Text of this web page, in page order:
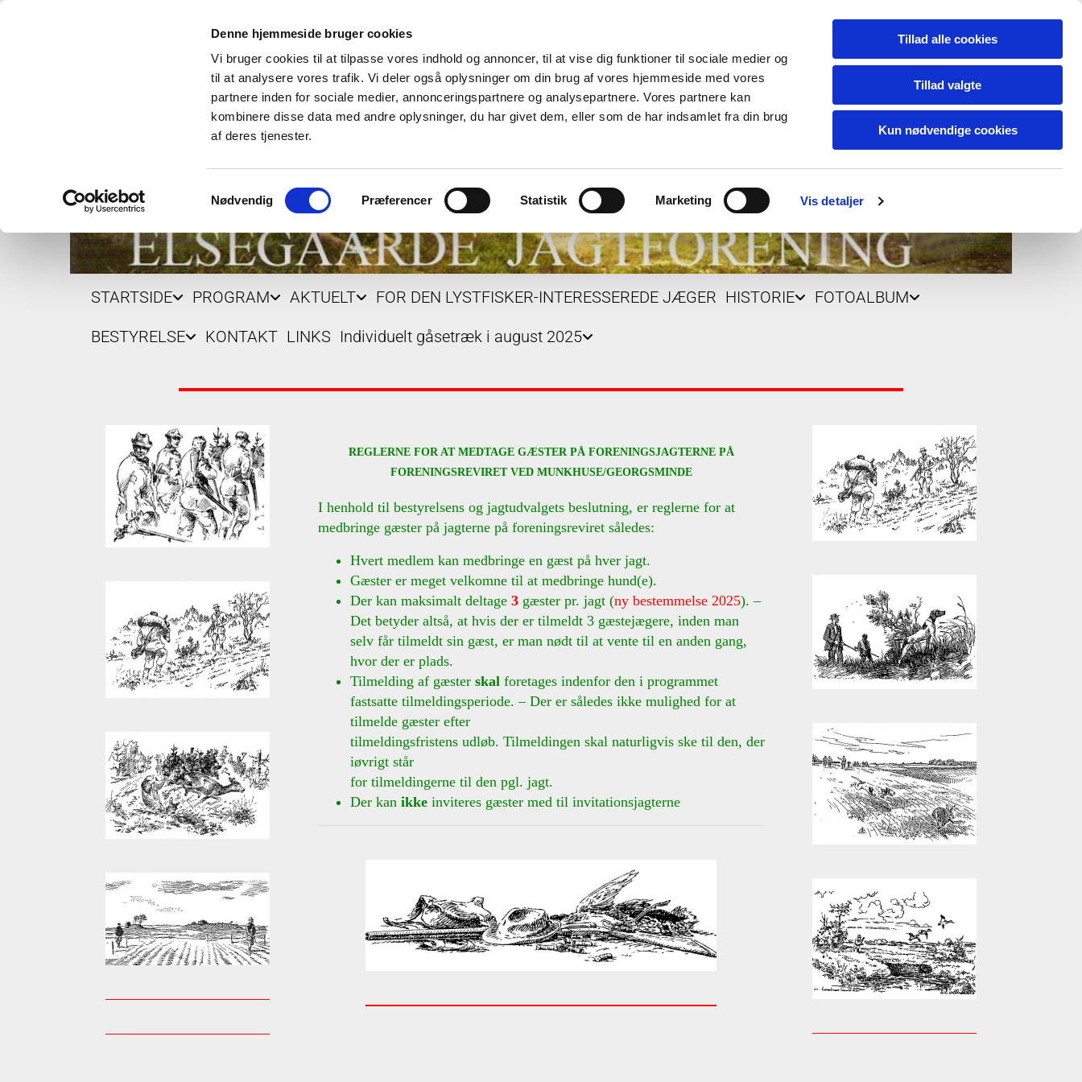
Denne hjemmeside bruger cookies
Vi bruger cookies til at tilpasse vores indhold og annoncer, til at vise dig funktioner til sociale medier og
til at analysere vores trafik. Vi deler også oplysninger om din brug af vores hjemmeside med vores
partnere inden for sociale medier, annonceringspartnere og analysepartnere. Vores partnere kan
kombinere disse data med andre oplysninger, du har givet dem, eller som de har indsamlet fra din brug
af deres tjenester.
Nødvendig Præferencer Statistik Marketing Vis detaljer
Tillad alle cookies
Tillad valgte
Kun nødvendige cookies
STARTSIDE PROGRAM AKTUELT FOR DEN LYSTFISKER-INTERESSEREDE JÆGER HISTORIE FOTOALBUM
BESTYRELSE KONTAKT LINKS Individuelt gåsetræk i august 2025
REGLERNE FOR AT MEDTAGE GÆSTER PÅ FORENINGSJAGTERNE PÅ
FORENINGSREVIRET VED MUNKHUSE/GEORGSMINDE
I henhold til bestyrelsens og jagtudvalgets beslutning, er reglerne for at
medbringe gæster på jagterne på foreningsreviret således:
Hvert medlem kan medbringe en gæst på hver jagt.
Gæster er meget velkomne til at medbringe hund(e).
Der kan maksimalt deltage 3 gæster pr. jagt (ny bestemmelse 2025). –
Det betyder altså, at hvis der er tilmeldt 3 gæstejægere, inden man
selv får tilmeldt sin gæst, er man nødt til at vente til en anden gang,
hvor der er plads.
Tilmelding af gæster skal foretages indenfor den i programmet
fastsatte tilmeldingsperiode. – Der er således ikke mulighed for at
tilmelde gæster efter
tilmeldingsfristens udløb. Tilmeldingen skal naturligvis ske til den, der
iøvrigt står
for tilmeldingerne til den pgl. jagt.
Der kan ikke inviteres gæster med til invitationsjagterne